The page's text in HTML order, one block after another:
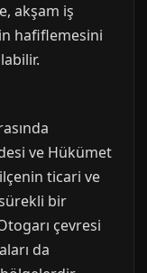
akşam iş
hafiflemesini
ve Hükümet
ilçenin ticari ve
bir
çevresi
da